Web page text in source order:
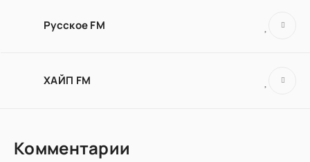
Русское FM
ХАЙП FM
Комментарии